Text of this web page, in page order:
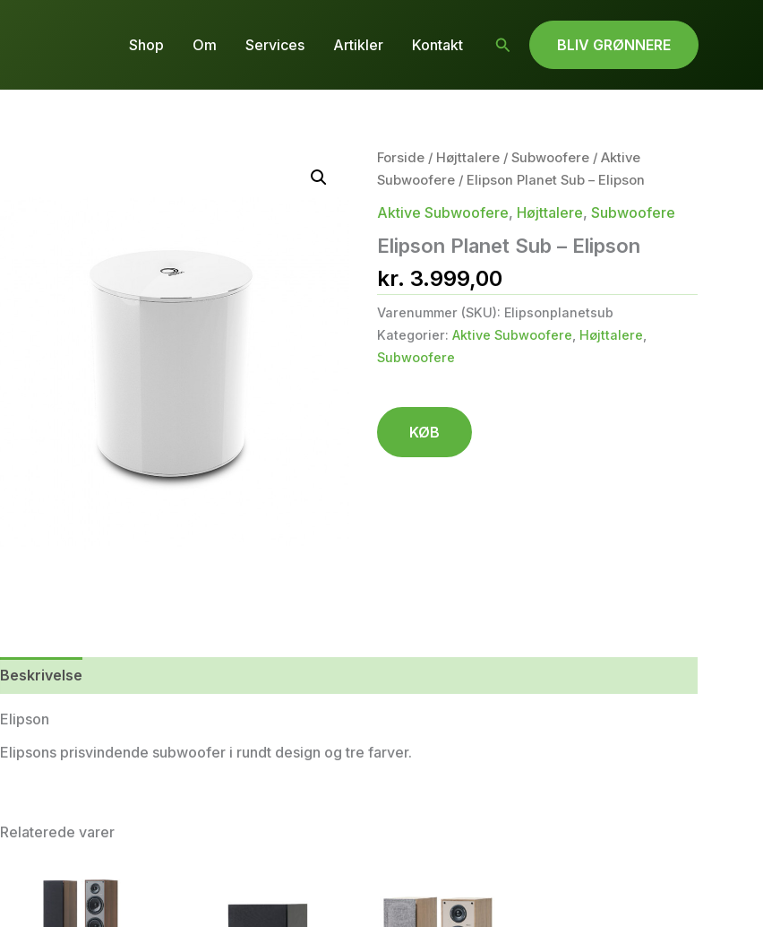
Shop Om Services Artikler Kontakt Søg BLIV GRØNNERE
Forside/ Højttalere/ Subwoofere/ Aktive
Subwoofere/ Elipson Planet Sub – Elipson
Aktive Subwoofere, Højttalere, Subwoofere
Elipson Planet Sub – Elipson
kr. 3.999,00
Varenummer (SKU): Elipsonplanetsub
Kategorier: Aktive Subwoofere Højttalere
Subwoofere
KØB
Beskrivelse
Elipson
Elipsons prisvindende subwoofer i rundt design og tre farver.
Relaterede varer